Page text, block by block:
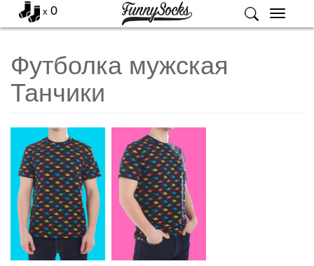
Меню
x 0
Футболка мужская
Танчики